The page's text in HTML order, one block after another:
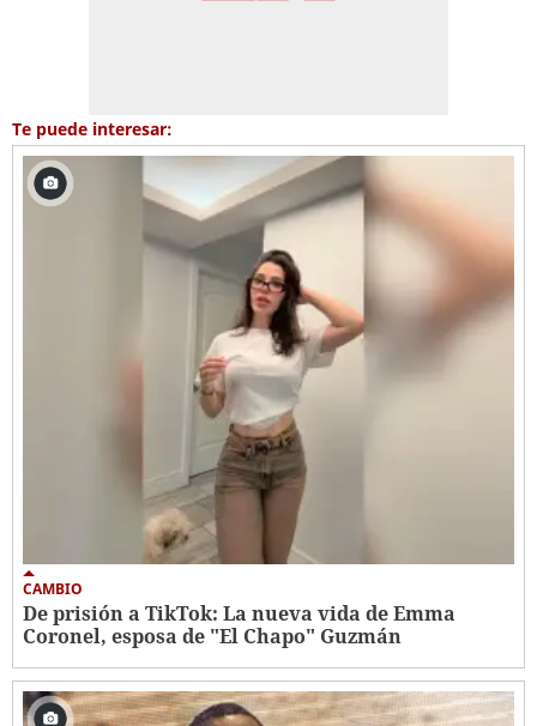
Te puede interesar:
CAMBIO
De prisión a TikTok: La nueva vida de Emma
Coronel, esposa de "El Chapo" Guzmán